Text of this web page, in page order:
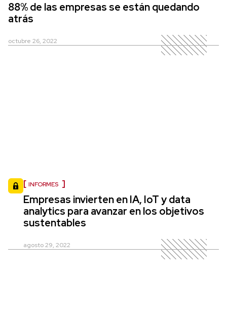
88% de las empresas se están quedando
atrás
octubre 26, 2022
INFORMES
Empresas invierten en IA, IoT y data
analytics para avanzar en los objetivos
sustentables
agosto 29, 2022